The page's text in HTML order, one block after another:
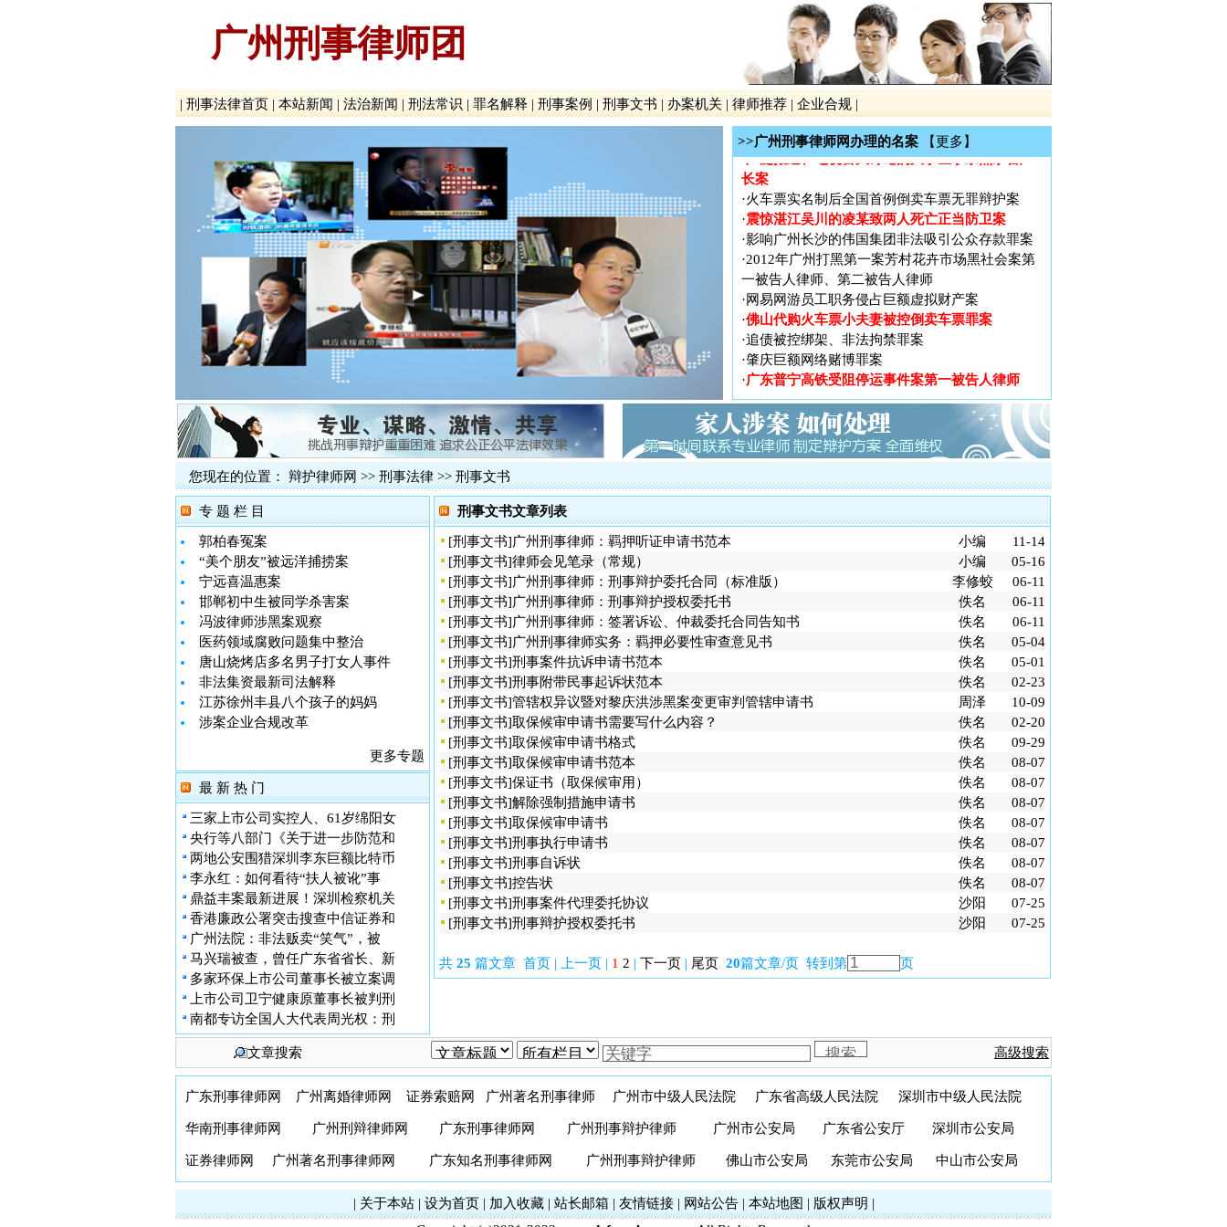
广州刑事律师团
| 刑事法律首页 | 本站新闻 | 法治新闻 | 刑法常识 | 罪名解释 | 刑事案例 | 刑事文书 | 办案机关 | 律师推荐 | 企业合规 |
>>广州刑事律师网办理的名案 【更多】
广东普宁高铁受阻停运事件案第一被告人律师
·国内首例抢票软件作者被控破坏计算机信息系统
罪案
·广州新中国大厦（十三行）特大非法集资罪案
贵州贵阳打黑第一案黎庆洪被黑社会案
广泛报道、电视台大讨论的大学生李宗熙杀害厂
长案
火车票实名制后全国首例倒卖车票无罪辩护案
震惊湛江吴川的凌某致两人死亡正当防卫案
影响广州长沙的伟国集团非法吸引公众存款罪案
2012年广州打黑第一案芳村花卉市场黑社会案第
一被告人律师、第二被告人律师
网易网游员工职务侵占巨额虚拟财产案
佛山代购火车票小夫妻被控倒卖车票罪案
追债被控绑架、非法拘禁罪案
肇庆巨额网络赌博罪案
广东普宁高铁受阻停运事件案第一被告人律师
罪案
·广州新中国大厦（十三行）特大非法集资罪案
·贵州贵阳打黑第一案黎庆洪被黑社会案
长案
震惊湛江吴川的凌某致两人死亡正当防卫案
影响广州长沙的伟国集团非法吸引公众存款罪案
·2012年广州打黑第一案芳村花卉市场黑社会案第
网易网游员工职务侵占巨额虚拟财产案
·佛山代购火车票小夫妻被控倒卖车票罪案
您现在的位置： 辩护律师网 >> 刑事法律 >> 刑事文书
专 题 栏 目
郭柏春冤案
“美个朋友”被远洋捕捞案
宁远喜温惠案
邯郸初中生被同学杀害案
冯波律师涉黑案观察
医药领域腐败问题集中整治
唐山烧烤店多名男子打女人事件
非法集资最新司法解释
江苏徐州丰县八个孩子的妈妈
涉案企业合规改革
更多专题
最 新 热 门
三家上市公司实控人、61岁绵阳女
央行等八部门《关于进一步防范和
两地公安围猎深圳李东巨额比特币
李永红：如何看待“扶人被讹”事
鼎益丰案最新进展！深圳检察机关
香港廉政公署突击搜查中信证券和
广州法院：非法贩卖“笑气”，被
马兴瑞被查，曾任广东省省长、新
多家环保上市公司董事长被立案调
上市公司卫宁健康原董事长被判刑
南都专访全国人大代表周光权：刑
刑事文书文章列表
[刑事文书]广州刑事律师：羁押听证申请书范本 小编
11-14
[刑事文书]律师会见笔录（常规） 小编
05-16
[刑事文书]广州刑事律师：刑事辩护委托合同（标准版） 李修蛟
06-11
[刑事文书]广州刑事律师：刑事辩护授权委托书 佚名
06-11
[刑事文书]广州刑事律师：签署诉讼、仲裁委托合同告知书 佚名
06-11
[刑事文书]广州刑事律师实务：羁押必要性审查意见书 佚名
05-04
[刑事文书]刑事案件抗诉申请书范本 佚名
05-01
[刑事文书]刑事附带民事起诉状范本 佚名
02-23
[刑事文书]管辖权异议暨对黎庆洪涉黑案变更审判管辖申请书 周泽
10-09
[刑事文书]取保候审申请书需要写什么内容？ 佚名
02-20
[刑事文书]取保候审申请书格式 佚名
09-29
[刑事文书]取保候审申请书范本 佚名
08-07
[刑事文书]保证书（取保候审用） 佚名
08-07
[刑事文书]解除强制措施申请书 佚名
08-07
[刑事文书]取保候审申请书 佚名
08-07
[刑事文书]刑事执行申请书 佚名
08-07
[刑事文书]刑事自诉状 佚名
08-07
[刑事文书]控告状 佚名
08-07
[刑事文书]刑事案件代理委托协议 沙阳
07-25
[刑事文书]刑事辩护授权委托书 沙阳 07-25
共 25 篇文章 首页 | 上一页 | 1 2 | 下一页 | 尾页 20篇文章/页 转到第 页
文章搜索 高级搜索
广东刑事律师网 广州离婚律师网 证券索赔网 广州著名刑事律师 广州市中级人民法院 广东省高级人民法院 深圳市中级人民法院
华南刑事律师网 广州刑辩律师网 广东刑事律师网 广州刑事辩护律师 广州市公安局 广东省公安厅 深圳市公安局
证券律师网 广州著名刑事律师网 广东知名刑事律师网 广州刑事辩护律师 佛山市公安局 东莞市公安局 中山市公安局
| 关于本站| 设为首页| 加入收藏| 站长邮箱 | 友情链接| 网站公告| 本站地图 | 版权声明 |